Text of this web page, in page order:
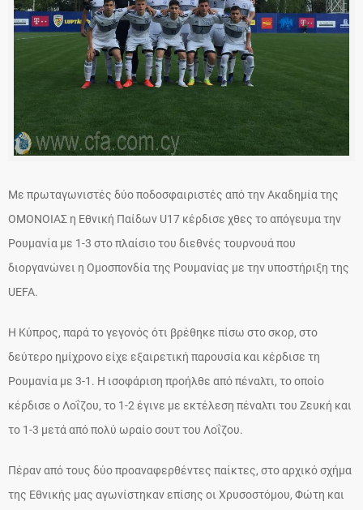
Με πρωταγωνιστές δύο ποδοσφαιριστές από την Ακαδημία της
ΟΜΟΝΟΙΑΣ η Εθνική Παίδων U17 κέρδισε χθες το απόγευμα την
Ρουμανία με 1-3 στο πλαίσιο του διεθνές τουρνουά που
διοργανώνει η Ομοσπονδία της Ρουμανίας με την υποστήριξη της
UEFA.
Η Κύπρος, παρά το γεγονός ότι βρέθηκε πίσω στο σκορ, στο
δεύτερο ημίχρονο είχε εξαιρετική παρουσία και κέρδισε τη
Ρουμανία με 3-1. Η ισοφάριση προήλθε από πέναλτι, το οποίο
κέρδισε ο Λοΐζου, το 1-2 έγινε με εκτέλεση πέναλτι του Ζευκή και
το 1-3 μετά από πολύ ωραίο σουτ του Λοΐζου.
Πέραν από τους δύο προαναφερθέντες παίκτες, στο αρχικό σχήμα
της Εθνικής μας αγωνίστηκαν επίσης οι Χρυσοστόμου, Φώτη και